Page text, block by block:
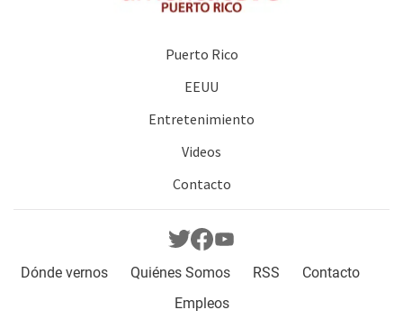
Puerto Rico
EEUU
Entretenimiento
Videos
Contacto
Dónde vernos Quiénes Somos RSS
Contacto
Empleos